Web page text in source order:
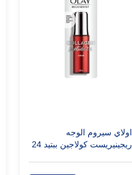
اولاي سيروم الوجه
ريجينيريست كولاجين ببتيد 24